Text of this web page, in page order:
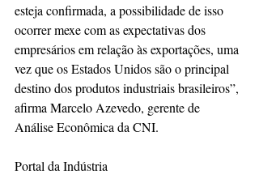
esteja confirmada, a possibilidade de isso
ocorrer mexe com as expectativas dos
empresários em relação às exportações, uma
vez que os Estados Unidos são o principal
destino dos produtos industriais brasileiros”,
afirma Marcelo Azevedo, gerente de
Análise Econômica da CNI.
Portal da Indústria